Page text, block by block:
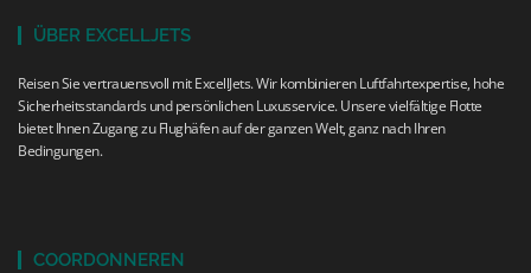
ÜBER EXCELLJETS
Reisen Sie vertrauensvoll mit ExcellJets. Wir kombinieren Luftfahrtexpertise, hohe
Sicherheitsstandards und persönlichen Luxusservice. Unsere vielfältige Flotte
bietet Ihnen Zugang zu Flughäfen auf der ganzen Welt, ganz nach Ihren
Bedingungen.
COORDONNEREN